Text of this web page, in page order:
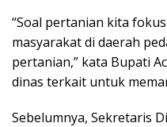
“Soal pertanian kita
masyarakat di daerah
pertanian,” kata Bupati
dinas terkait untuk
Sebelumnya, Sekretaris